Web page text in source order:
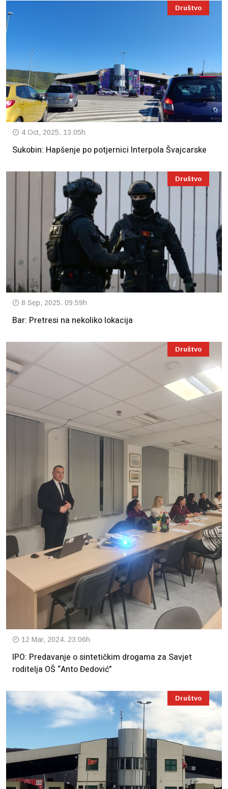
Društvo
4 Oct, 2025. 13:05h
Sukobin: Hapšenje po potjernici Interpola Švajcarske
Društvo
8 Sep, 2025. 09:59h
Bar: Pretresi na nekoliko lokacija
Društvo
12 Mar, 2024. 23:06h
IPO: Predavanje o sintetičkim drogama za Savjet
roditelja OŠ “Anto Đedović”
Društvo